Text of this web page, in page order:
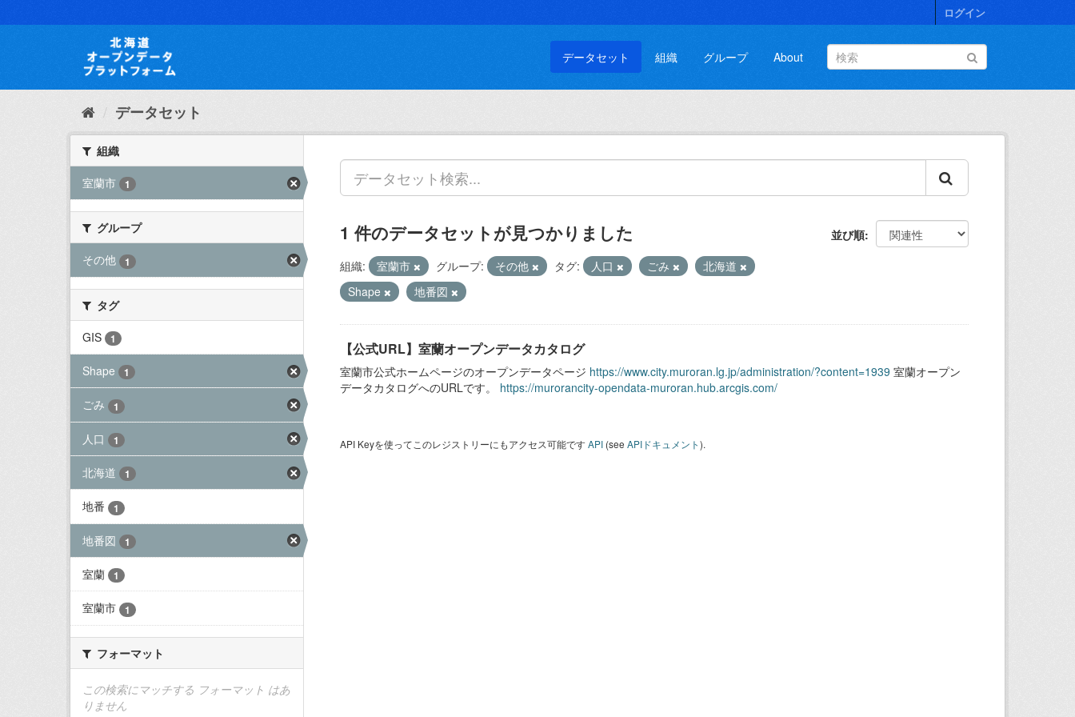
キ
て
ログイン
データセット 組織 グループ About
データセット
組織
室蘭市
1
グループ
その他
1
タグ
GIS
1
Shape 1
ごみ 1
人口 1
北海道 1
地番 1
地番図 1
室蘭 1
室蘭市 1
フォーマット
この検索にマッチする フォーマット はあ
りません
並び順
1 件のデータセットが見つかりました
組織: 室蘭市 グループ: その他 タグ: 人口 ごみ
北海道
Shape
地番図
【公式URL】室蘭オープンデータカタログ
室蘭市公式ホームページのオープンデータページ https://www.city.muroran.lg.jp/administration/?content=1939 室蘭オープン
データカタログへのURLです。 https://murorancity-opendata-muroran.hub.arcgis.com/
API Keyを使ってこのレジストリーにもアクセス可能ですAPI (see APIドキュメント).